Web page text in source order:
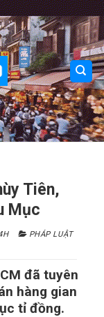
Tiên,
Mục
PHÁP LUẬT
đã tuyên
hàng gian
tỉ đồng.